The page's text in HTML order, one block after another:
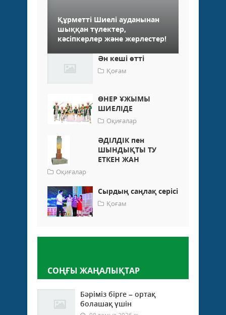
Құрметті Шиелі ауданынан
шыққан түлектер,
кәсіпкерлер және жерлестер!
Ән кеші өттi
Қоғам
ӨНЕР ҰЖЫМЫ
ШИЕЛІДЕ
Оқиғалар
ӘДІЛДІК пен
ШЫНДЫҚТЫ ТУ
ЕТКЕН ЖАН
Оқиғалар
Сырдың саңлақ серісі
Қоғам
СОҢҒЫ ЖАҢАЛЫҚТАР
Бәріміз бірге – ортақ
болашақ үшін